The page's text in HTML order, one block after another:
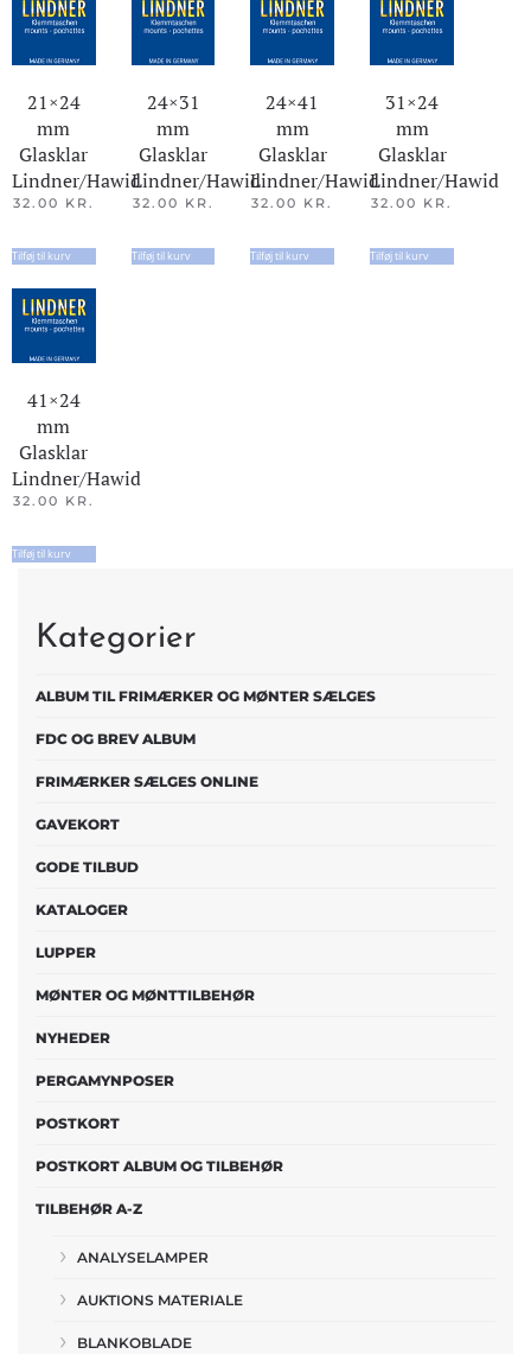
21×24
mm
Glasklar
Lindner/Hawid
32.00 KR.
Tilføj til kurv
24×31
mm
Glasklar
Lindner/Hawid
32.00 KR.
Tilføj til kurv
24×41
mm
Glasklar
Lindner/Hawid
32.00 KR.
Tilføj til kurv
31×24
mm
Glasklar
Lindner/Hawid
32.00 KR.
Tilføj til kurv
41×24
mm
Glasklar
Lindner/Hawid
32.00 KR.
Tilføj til kurv
Kategorier
ALBUM TIL FRIMÆRKER OG MØNTER SÆLGES
FDC OG BREV ALBUM
FRIMÆRKER SÆLGES ONLINE
GAVEKORT
GODE TILBUD
KATALOGER
LUPPER
MØNTER OG MØNTTILBEHØR
NYHEDER
PERGAMYNPOSER
POSTKORT
POSTKORT ALBUM OG TILBEHØR
TILBEHØR A-Z
ANALYSELAMPER
AUKTIONS MATERIALE
BLANKOBLADE